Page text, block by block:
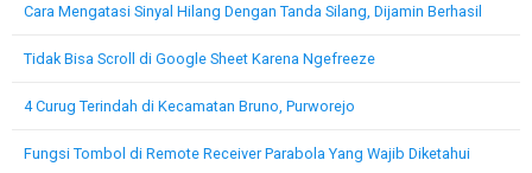
Cara Mengatasi Sinyal Hilang Dengan Tanda Silang, Dijamin Berhasil
Tidak Bisa Scroll di Google Sheet Karena Ngefreeze
4 Curug Terindah di Kecamatan Bruno, Purworejo
Fungsi Tombol di Remote Receiver Parabola Yang Wajib Diketahui